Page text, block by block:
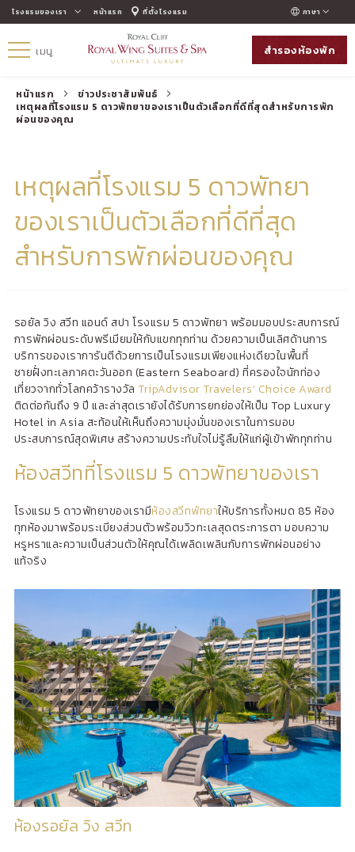
โรงแรมของเรา หน้าแรก ที่ตั้งโรงแรม ภาษา
ENGLISH
ภาษาไทย
เมนู สำรองห้องพัก
หน้าแรก
ข่าวประชาสัมพันธ์
เหตุผลที่โรงแรม 5 ดาวพัทยาของเราเป็นตัวเลือกที่ดีที่สุดสำหรับการพัก
ผ่อนของคุณ
เหตุผลที่โรงแรม 5 ดาวพัทยา
ของเราเป็นตัวเลือกที่ดีที่สุด
สำหรับการพักผ่อนของคุณ
รอยัล วิง สวีท แอนด์ สปา โรงแรม 5 ดาวพัทยา พร้อมมอบประสบการณ์
การพักผ่อนระดับพรีเมียมให้กับแขกทุกท่าน ด้วยความเป็นเลิศด้านการ
บริการของเราการันตีด้วยการเป็นโรงแรมเพียงแห่งเดียวในพื้นที่
ชายฝั่งทะเลภาคตะวันออก (Eastern Seaboard) ที่ครองใจนักท่อง
เที่ยวจากทั่วโลกคว้ารางวัลTripAdvisor Travelers’ Choice Award
ติดต่อกันถึง 9 ปี และล่าสุดเรายังได้รับการยกย่องให้เป็น Top Luxury
Hotel in Asia สะท้อนให้เห็นถึงความมุ่งมั่นของเราในการมอบ
ประสบการณ์สุดพิเศษ สร้างความประทับใจไม่รู้ลืมให้แก่ผู้เข้าพักทุกท่าน
ห้องสวีทที่โรงแรม 5 ดาวพัทยาของเรา
โรงแรม 5 ดาวพัทยาของเรามีห้องสวีทพัทยาให้บริการทั้งหมด 85 ห้อง
ทุกห้องมาพร้อมระเบียงส่วนตัวพร้อมวิวทะเลสุดตระการตา มอบความ
หรูหราและความเป็นส่วนตัวให้คุณได้เพลิดเพลินกับการพักผ่อนอย่าง
แท้จริง
ห้องรอยัล วิง สวีท